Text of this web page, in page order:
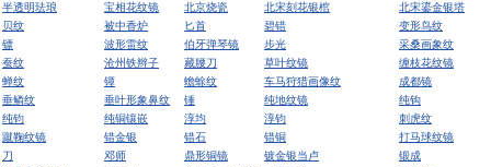
半透明珐琅
宝相花纹镜 北京烧瓷 北宋刻花银棺
北宋鎏金银塔
贝纹
被中香炉 匕首 碧错
变形鸟纹
镖
波形雷纹 伯牙弹琴镜 步光
采桑画象纹
蚕纹
沧州铁辫子 藏腰刀 草叶纹镜
缠枝花纹镜
蝉纹
镡 蟾蜍纹 车马狩猎画像纹
成都镜
垂鳞纹
垂叶形象鼻纹 锤 纯地纹镜
纯钩
纯钧
纯铜镶嵌 淳均 淳钧
刺虎纹
蹴鞠纹镜
错金银 错石 错铜
打马球纹镜
刀
邓师 鼎形铜镜 镀金银当卢
锻成